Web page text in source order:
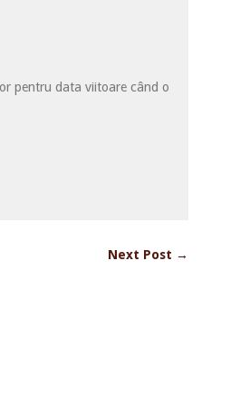
pentru data viitoare când o
Next Post →